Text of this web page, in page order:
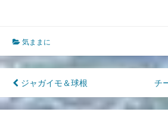
気ままに
投
稿
ジャガイモ＆球根 チ